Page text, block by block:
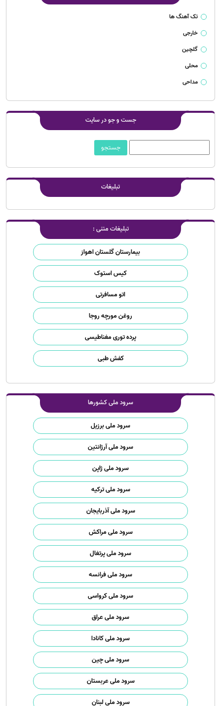
تک آهنگ ها
خارجی
گلچین
محلی
مداحی
جست و جو در سایت
تبلیغات
تبلیغات متنی :
بیمارستان گلستان اهواز
کیس استوک
اتو مسافرتی
روغن مورچه روجا
پرده توری مغناطیسی
کفش طبی
سرود ملی کشورها
سرود ملی برزیل
سرود ملی آرژانتین
سرود ملی ژاپن
سرود ملی ترکیه
سرود ملی آذربایجان
سرود ملی مراکش
سرود ملی پرتغال
سرود ملی فرانسه
سرود ملی کرواسی
سرود ملی عراق
سرود ملی کانادا
سرود ملی چین
سرود ملی عربستان
سرود ملی لبنان